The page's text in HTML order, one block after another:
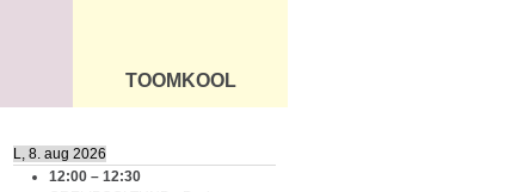
ÜLDINFO
TOOMKOOL
L, 8. aug 2026
12:00 – 12:30